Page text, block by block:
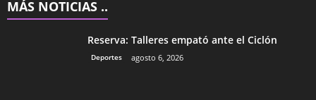
MÁS NOTICIAS ..
Reserva: Talleres empató ante el Ciclón
Deportes agosto 6, 2026